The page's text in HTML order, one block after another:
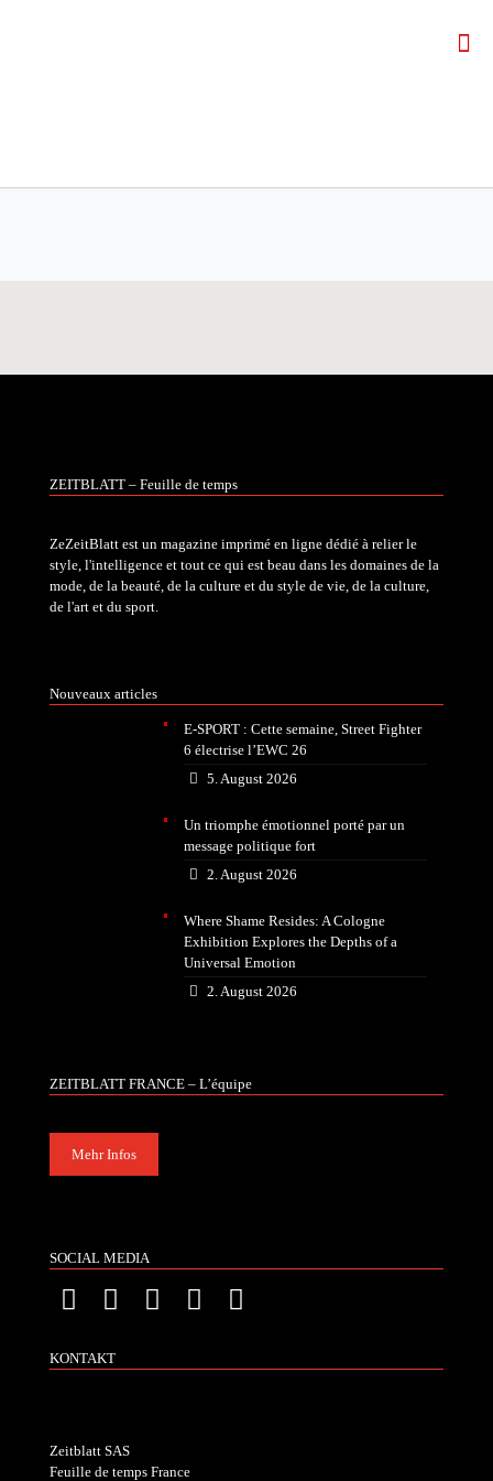
ZEITBLATT – Feuille de temps
ZeZeitBlatt est un magazine imprimé en ligne dédié à relier le
style, l'intelligence et tout ce qui est beau dans les domaines de la
mode, de la beauté, de la culture et du style de vie, de la culture,
de l'art et du sport.
Nouveaux articles
E-SPORT : Cette semaine, Street Fighter
6 électrise l’EWC 26
5. August 2026
Un triomphe émotionnel porté par un
message politique fort
2. August 2026
Where Shame Resides: A Cologne
Exhibition Explores the Depths of a
Universal Emotion
2. August 2026
ZEITBLATT FRANCE – L’équipe
Mehr Infos
SOCIAL MEDIA
KONTAKT
Zeitblatt SAS
Feuille de temps France